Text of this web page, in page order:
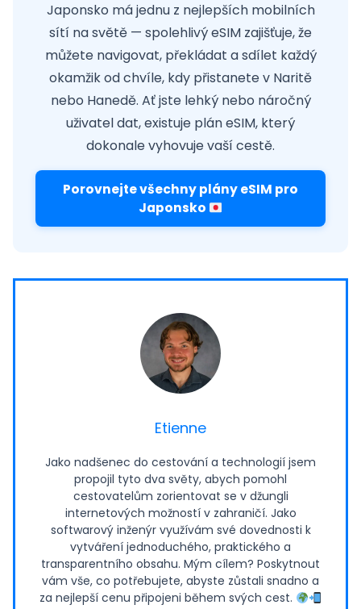
Japonsko má jednu z nejlepších mobilních
sítí na světě — spolehlivý eSIM zajišťuje, že
můžete navigovat, překládat a sdílet každý
okamžik od chvíle, kdy přistanete v Naritě
nebo Hanedě. Ať jste lehký nebo náročný
uživatel dat, existuje plán eSIM, který
dokonale vyhovuje vaší cestě.
Porovnejte všechny plány eSIM pro
Japonsko
Etienne
Jako nadšenec do cestování a technologií jsem
propojil tyto dva světy, abych pomohl
cestovatelům zorientovat se v džungli
internetových možností v zahraničí. Jako
softwarový inženýr využívám své dovednosti k
vytváření jednoduchého, praktického a
transparentního obsahu. Mým cílem? Poskytnout
vám vše, co potřebujete, abyste zůstali snadno a
za nejlepší cenu připojeni během svých cest.